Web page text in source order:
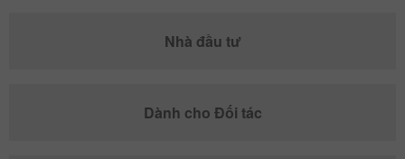
Nhà đầu tư
Dành cho Đối tác